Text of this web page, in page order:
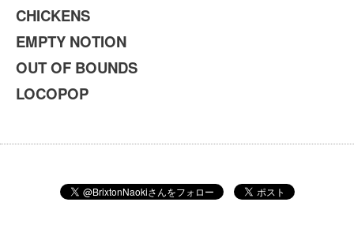
CHICKENS
EMPTY NOTION
OUT OF BOUNDS
LOCOPOP